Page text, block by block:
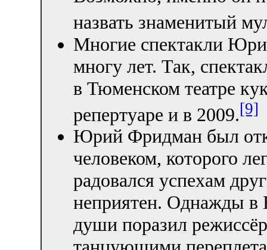
назвать знаменитый
Многие спектакли
многу лет. Так,
в Тюменском театре
репертуаре и в 2009.[9]
Юрий Фридман был
человеком, которого
радовался успехам
неприятен. Однажды в
души поразил